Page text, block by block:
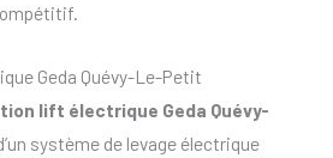
Geda Quévy-Le-Petit
lift électrique Geda Quévy-
système de levage électrique